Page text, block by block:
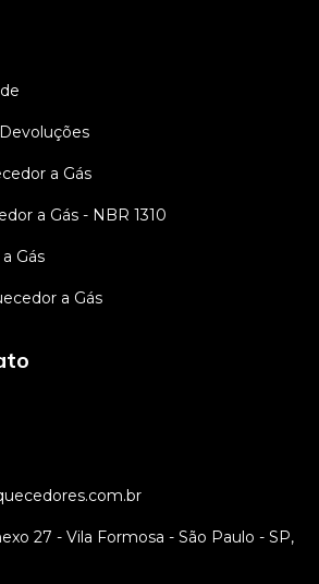
a Gás
a Gás - NBR 1310
Gás
a Gás
27 - Vila Formosa - São Paulo - SP,